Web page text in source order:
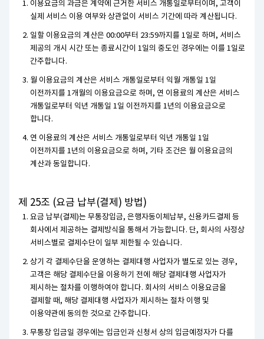
이용요금의 과금은 계약에 근거한 서비스 개통일로부터이며, 고객이
실제 서비스 이용 여부와 상관없이 서비스 기간에 따라 계산됩니다.
일할 이용요금의 계산은 00:00부터 23:59까지를 1일로 하며, 서비스
제공의 개시 시간 또는 종료시간이 1일의 중도인 경우에는 이를 1일로
간주합니다.
월 이용요금의 계산은 서비스 개통일로부터 익월 개통일 1일
이전까지를 1개월의 이용요금으로 하며, 연 이용료의 계산은 서비스
개통일로부터 익년 개통일 1일 이전까지를 1년의 이용요금으로
합니다.
연 이용료의 계산은 서비스 개통일로부터 익년 개통일 1일
이전까지를 1년의 이용요금으로 하며, 기타 조건은 월 이용요금의
계산과 동일합니다.
제 25조 (요금 납부(결제) 방법)
요금 납부(결제)는 무통장입금, 은행자동이체납부, 신용카드결제 등
회사에서 제공하는 결제방식을 통해서 가능합니다. 단, 회사의 사정상
서비스별로 결제수단이 일부 제한될 수 있습니다.
상기 각 결제수단을 운영하는 결제대행 사업자가 별도로 있는 경우,
고객은 해당 결제수단을 이용하기 전에 해당 결제대행 사업자가
제시하는 절차를 이행하여야 합니다. 회사의 서비스 이용요금을
결제할 때, 해당 결제대행 사업자가 제시하는 절차 이행 및
이용약관에 동의한 것으로 간주합니다.
무통장 입금일 경우에는 입금인과 신청서 상의 입금예정자가 다를